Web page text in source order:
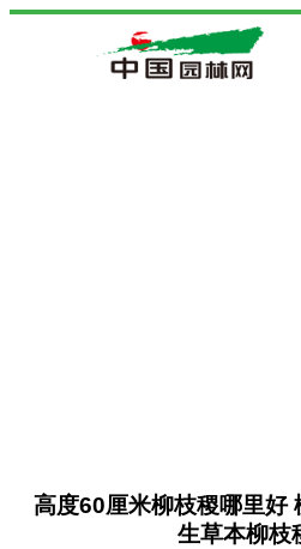
高度60厘米柳枝稷哪里好
生草本柳枝